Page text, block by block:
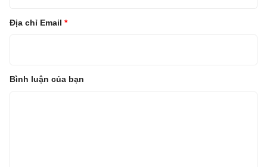
Bình luận của bạn
Địa chỉ Email *